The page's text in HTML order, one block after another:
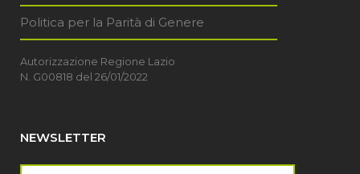
Politica per la Parità di Genere
Autorizzazione Regione Lazio
N. G00818 del 26/01/2022
NEWSLETTER